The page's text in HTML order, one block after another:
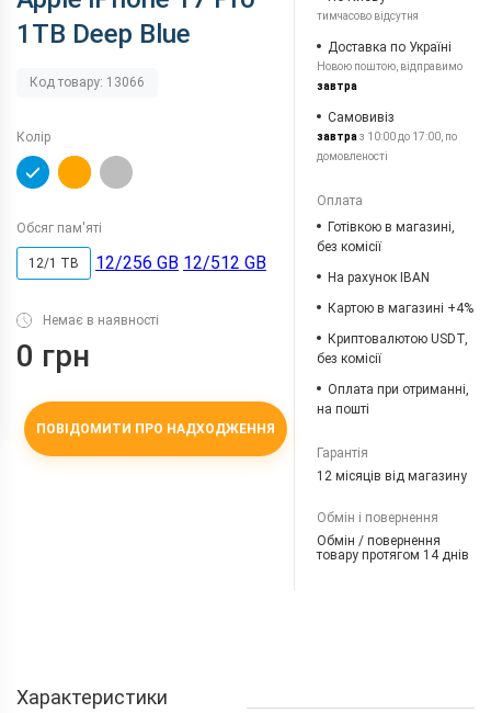
1TB Deep Blue
Код товару: 13066
Колір
Обсяг пам'яті
12/1 TB 12/256 GB 12/512 GB
Немає в наявності
0 грн
ПОВІДОМИТИ ПРО НАДХОДЖЕННЯ
тимчасово відсутня
Доставка по Україні
Новою поштою, відправимо
завтра
Самовивіз
завтраз 10:00 до 17:00, по
домовленості
Оплата
Готівкою в магазині,
без комісії
На рахунок IBAN
Картою в магазині +4%
Криптовалютою USDT,
без комісії
Оплата при отриманні,
на пошті
Гарантія
12 місяців від магазину
Обмін і повернення
Обмін / повернення
товару протягом 14 днів
Характеристики